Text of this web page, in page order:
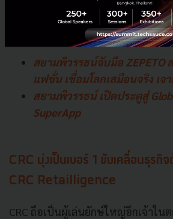
บทความที่เกี่ยวข้อง
สยามพิวรรธน์จับมือ ZEPETO
แฟชั่น เชื่อมโลกเสมือนจริง เจ
สยามพิวรรธน์ เปิดประตูสู่
SuperApp
CRC มุ่งเป็นเบอร์ 1 ขับเคลื่อนธุรกิ
CRC Retailligence
CRC ถือเป็นผู้เล่นยักษ์ใหญ่อีกเจ้าใน